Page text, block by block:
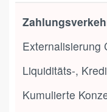
Externalisierung
Liquiditäts-,
Kumulierte